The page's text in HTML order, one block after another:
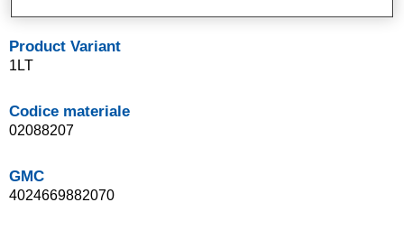
Product Variant
1LT
Codice materiale
02088207
GMC
4024669882070